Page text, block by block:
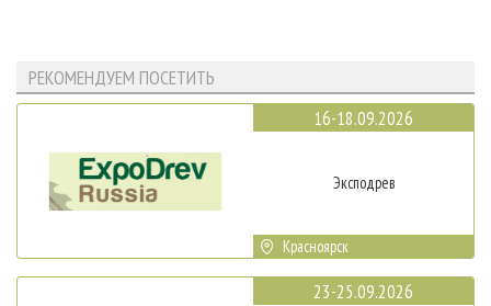
РЕКОМЕНДУЕМ ПОСЕТИТЬ
16-18.09.2026
Эксподрев
Красноярск
23-25.09.2026